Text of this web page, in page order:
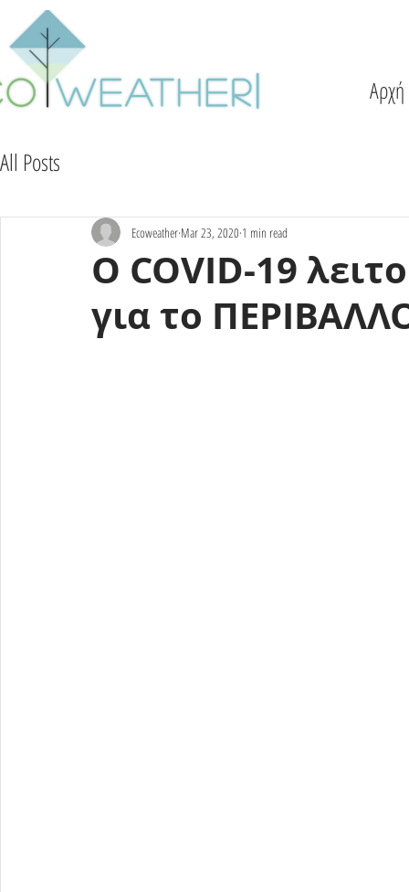
Αρχή
All Posts
Ο COVID-19
για το
Ecoweather Mar 23, 2020 1 min read